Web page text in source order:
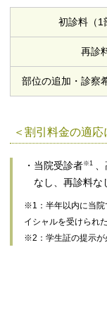
初診料（1
再診
部位の追加・ 診察
＜割引料金の適応
・当院受診者※1
なし、再診料な
※1：半年以内に当院
イシャルを受けられ
※2：学生証の提示が